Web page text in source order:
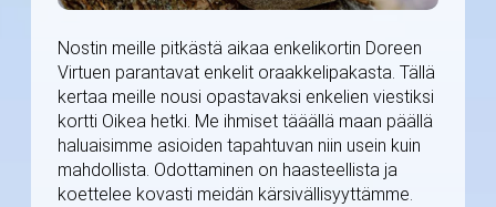
Nostin meille pitkästä aikaa enkelikortin Doreen
Virtuen parantavat enkelit oraakkelipakasta. Tällä
kertaa meille nousi opastavaksi enkelien viestiksi
kortti Oikea hetki. Me ihmiset tääällä maan päällä
haluaisimme asioiden tapahtuvan niin usein kuin
mahdollista. Odottaminen on haasteellista ja
koettelee kovasti meidän kärsivällisyyttämme.